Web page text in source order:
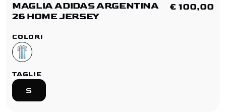
MAGLIA ADIDAS ARGENTINA
26 HOME JERSEY
€ 100,00
COLORI
TAGLIE
S